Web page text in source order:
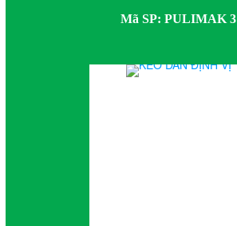
Mã SP: PULIMAK 3